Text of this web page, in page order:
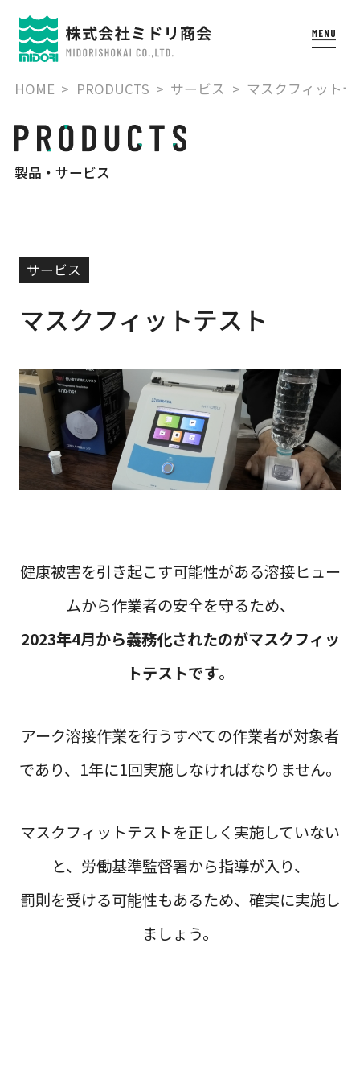
HOME PRODUCTS サービス マスクフィットテ
製品・サービス
サービス
マスクフィットテスト
健康被害を引き起こす可能性がある溶接ヒュー
ムから作業者の安全を守るため、
2023年4月から義務化されたのがマスクフィッ
トテストです。
アーク溶接作業を行うすべての作業者が対象者
であり、1年に1回実施しなければなりません。
マスクフィットテストを正しく実施していない
と、労働基準監督署から指導が入り、
罰則を受ける可能性もあるため、確実に実施し
ましょう。